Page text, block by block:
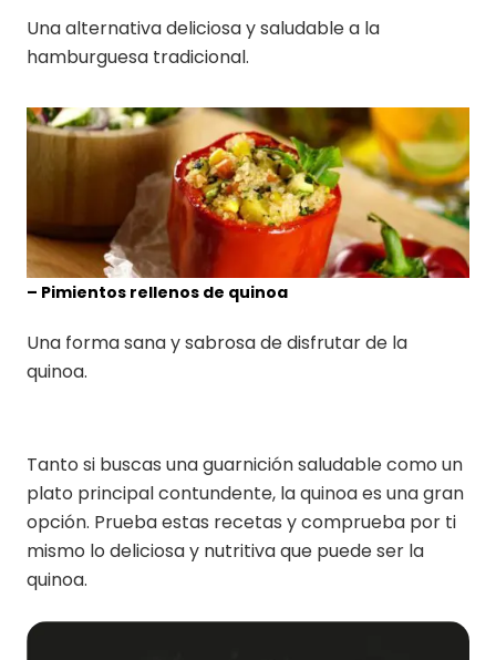
Una alternativa deliciosa y saludable a la
hamburguesa tradicional.
– Pimientos rellenos de quinoa
Una forma sana y sabrosa de disfrutar de la
quinoa.
Tanto si buscas una guarnición saludable como un
plato principal contundente, la quinoa es una gran
opción. Prueba estas recetas y comprueba por ti
mismo lo deliciosa y nutritiva que puede ser la
quinoa.